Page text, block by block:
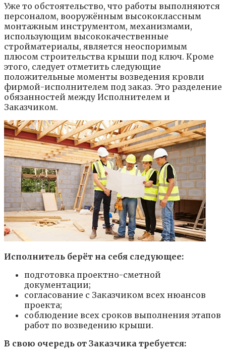
Уже то обстоятельство, что работы выполняются
персоналом, вооружённым высококлассным
монтажным инструментом, механизмами,
использующим высококачественные
стройматериалы, является неоспоримым
плюсом строительства крыши под ключ. Кроме
этого, следует отметить следующие
положительные моменты возведения кровли
фирмой-исполнителем под заказ. Это разделение
обязанностей между Исполнителем и
Заказчиком.
Исполнитель берёт на себя следующее:
подготовка проектно-сметной
документации;
согласование с Заказчиком всех нюансов
проекта;
соблюдение всех сроков выполнения этапов
работ по возведению крыши.
В свою очередь от Заказчика требуется: